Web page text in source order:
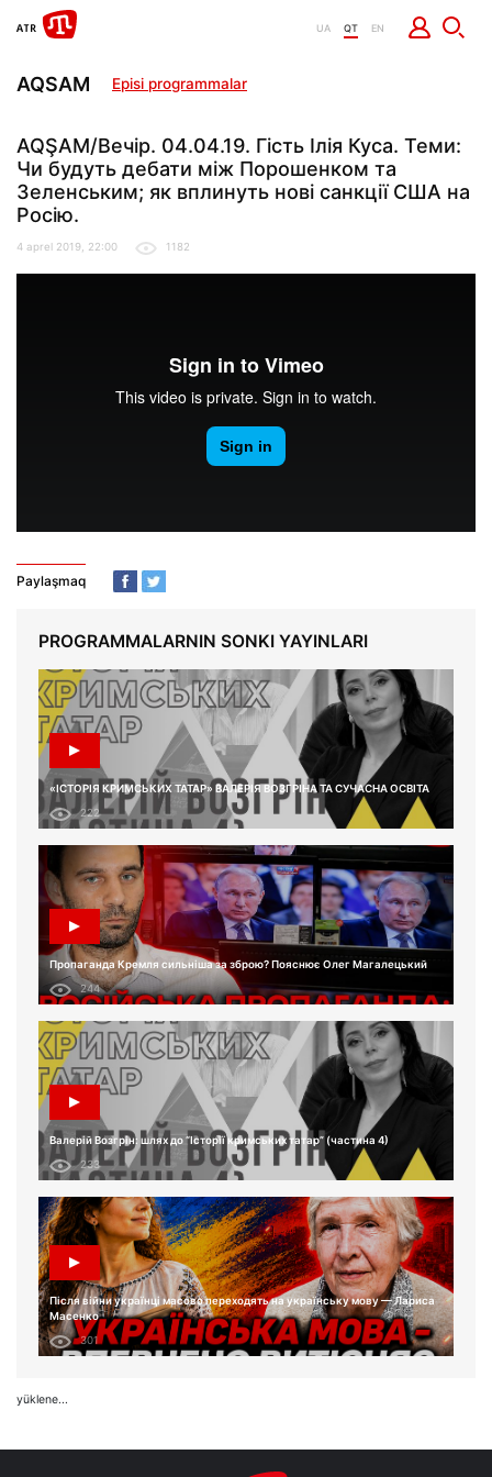
UA QT EN
AQSAM Episi programmalar
AQŞAM/Вечір. 04.04.19. Гість Ілія Куса. Теми:
Чи будуть дебати між Порошенком та
Зеленським; як вплинуть нові санкції США на
Росію.
4 aprel 2019, 22:00 1182
Paylaşmaq
PROGRAMMALARNIN SONKI YAYINLARI
«ІСТОРІЯ КРИМСЬКИХ ТАТАР» ВАЛЕРІЯ ВОЗГРІНА ТА СУЧАСНА ОСВІТА
222
Пропаганда Кремля сильніша за зброю? Пояснює Олег Магалецький
244
Валерій Возгрін: шлях до “Історії кримських татар” (частина 4)
233
Після війни українці масово переходять на українську мову — Лариса
Масенко
301
yüklene...